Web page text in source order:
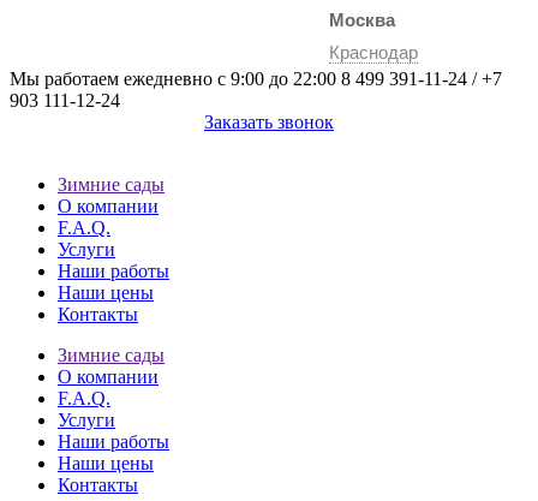
Москва
Краснодар
Мы работаем ежедневно с 9:00 до 22:00 8 499 391-11-24 /+7
903 111-12-24
Заказать звонок
Зимние сады
О компании
F.A.Q.
Услуги
Наши работы
Наши цены
Контакты
Зимние сады
О компании
F.A.Q.
Услуги
Наши работы
Наши цены
Контакты